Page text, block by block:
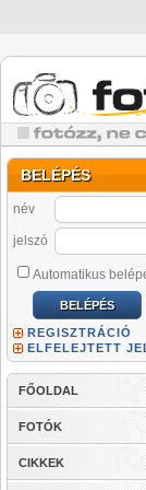
BELÉPÉS
név
jelszó
Automatikus
REGISZTRÁCIÓ
ELFELEJTETT
FŐOLDAL
FOTÓK
CIKKEK